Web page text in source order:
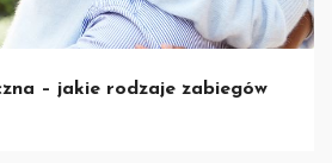
– jakie rodzaje zabiegów